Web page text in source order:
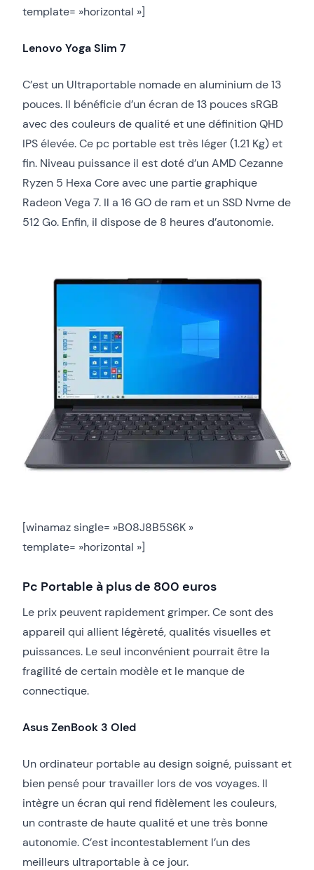
template= »horizontal »]
Lenovo Yoga Slim 7
C’est un Ultraportable nomade en aluminium de 13
pouces. Il bénéficie d’un écran de 13 pouces sRGB
avec des couleurs de qualité et une définition QHD
IPS élevée. Ce pc portable est très léger (1.21 Kg) et
fin. Niveau puissance il est doté d’un AMD Cezanne
Ryzen 5 Hexa Core avec une partie graphique
Radeon Vega 7. Il a 16 GO de ram et un SSD Nvme de
512 Go. Enfin, il dispose de 8 heures d’autonomie.
[winamaz single= »B08J8B5S6K »
template= »horizontal »]
Pc Portable à plus de 800 euros
Le prix peuvent rapidement grimper. Ce sont des
appareil qui allient légèreté, qualités visuelles et
puissances. Le seul inconvénient pourrait être la
fragilité de certain modèle et le manque de
connectique.
Asus ZenBook 3 Oled
Un ordinateur portable au design soigné, puissant et
bien pensé pour travailler lors de vos voyages. Il
intègre un écran qui rend fidèlement les couleurs,
un contraste de haute qualité et une très bonne
autonomie. C’est incontestablement l’un des
meilleurs ultraportable à ce jour.